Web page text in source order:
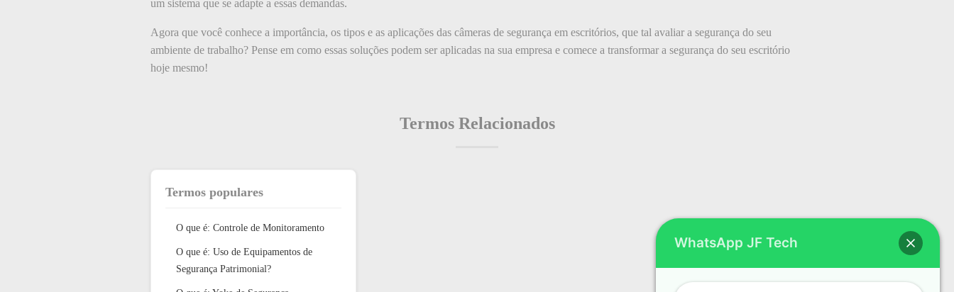
um sistema que se adapte a essas demandas.
Agora que você conhece a importância, os tipos e as aplicações das câmeras de segurança em escritórios, que tal avaliar a segurança do seu
ambiente de trabalho? Pense em como essas soluções podem ser aplicadas na sua empresa e comece a transformar a segurança do seu escritório
hoje mesmo!
Termos Relacionados
Termos populares
O que é: Controle de Monitoramento
O que é: Uso de Equipamentos de
Segurança Patrimonial?
WhatsApp JF Tech